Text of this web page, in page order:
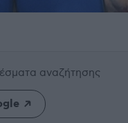
αναζήτησης